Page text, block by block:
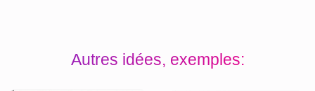
Autres idées, exemples: